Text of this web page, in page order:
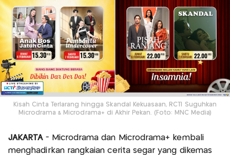
Kisah Cinta Terlarang hingga Skandal Kekuasaan, RCTI Suguhkan
Microdrama & Microdrama+ di Akhir Pekan. (Foto: MNC Media)
JAKARTA- Microdrama dan Microdrama+ kembali
menghadirkan rangkaian cerita segar yang dikemas